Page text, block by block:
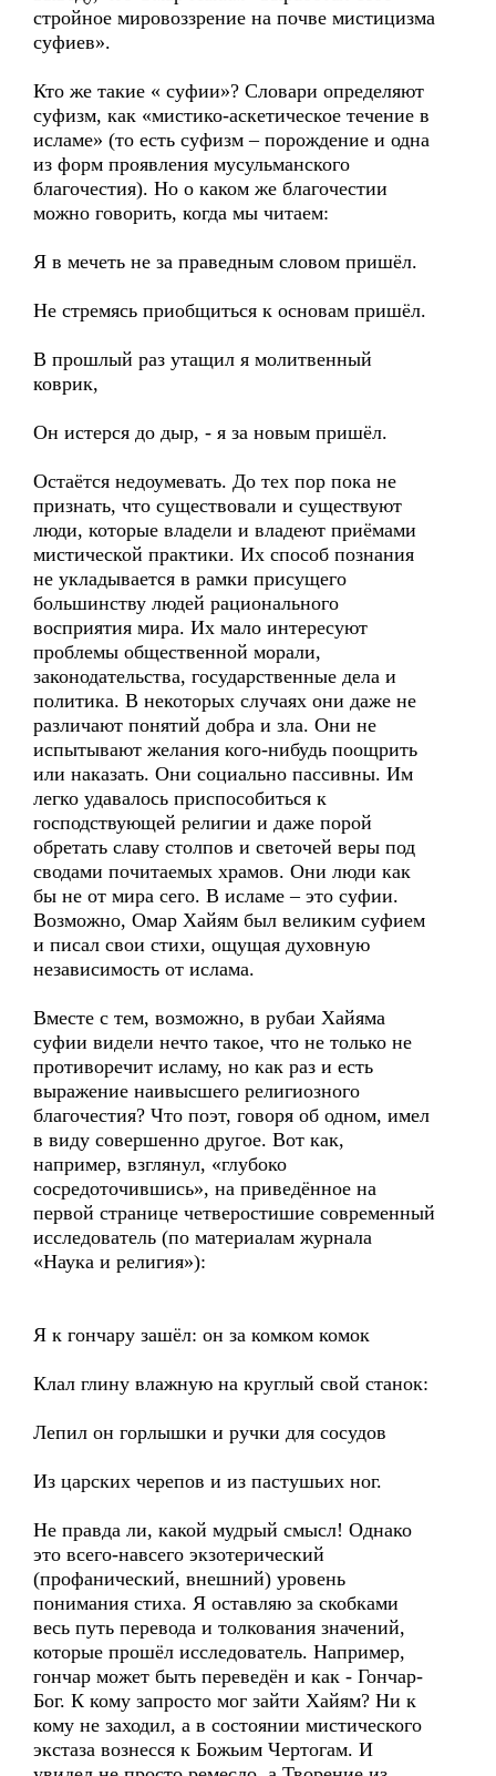
стройное мировоззрение на почве мистицизма
суфиев».
Кто же такие « суфии»? Словари определяют
суфизм, как «мистико-аскетическое течение в
исламе» (то есть суфизм – порождение и одна
из форм проявления мусульманского
благочестия). Но о каком же благочестии
можно говорить, когда мы читаем:
Я в мечеть не за праведным словом пришёл.
Не стремясь приобщиться к основам пришёл.
В прошлый раз утащил я молитвенный
коврик,
Он истерся до дыр, - я за новым пришёл.
Остаётся недоумевать. До тех пор пока не
признать, что существовали и существуют
люди, которые владели и владеют приёмами
мистической практики. Их способ познания
не укладывается в рамки присущего
большинству людей рационального
восприятия мира. Их мало интересуют
проблемы общественной морали,
законодательства, государственные дела и
политика. В некоторых случаях они даже не
различают понятий добра и зла. Они не
испытывают желания кого-нибудь поощрить
или наказать. Они социально пассивны. Им
легко удавалось приспособиться к
господствующей религии и даже порой
обретать славу столпов и светочей веры под
сводами почитаемых храмов. Они люди как
бы не от мира сего. В исламе – это суфии.
Возможно, Омар Хайям был великим суфием
и писал свои стихи, ощущая духовную
независимость от ислама.
Вместе с тем, возможно, в рубаи Хайяма
суфии видели нечто такое, что не только не
противоречит исламу, но как раз и есть
выражение наивысшего религиозного
благочестия? Что поэт, говоря об одном, имел
в виду совершенно другое. Вот как,
например, взглянул, «глубоко
сосредоточившись», на приведённое на
первой странице четверостишие современный
исследователь (по материалам журнала
«Наука и религия»):
Я к гончару зашёл: он за комком комок
Клал глину влажную на круглый свой станок:
Лепил он горлышки и ручки для сосудов
Из царских черепов и из пастушьих ног.
Не правда ли, какой мудрый смысл! Однако
это всего-навсего экзотерический
(профанический, внешний) уровень
понимания стиха. Я оставляю за скобками
весь путь перевода и толкования значений,
которые прошёл исследователь. Например,
гончар может быть переведён и как - Гончар-
Бог. К кому запросто мог зайти Хайям? Ни к
кому не заходил, а в состоянии мистического
экстаза вознесся к Божьим Чертогам. И